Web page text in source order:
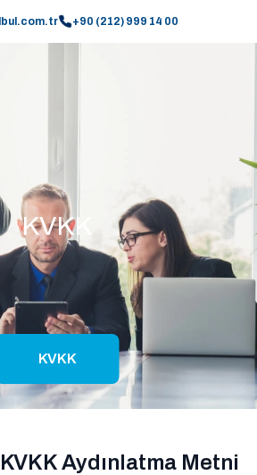
+90 (212) 999 14 00
KVKK
KVKK
KVKK Aydınlatma Metni